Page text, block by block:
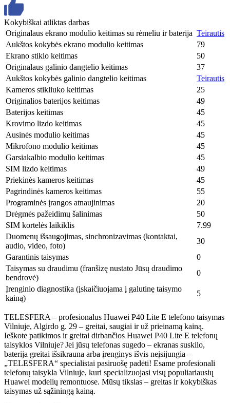
Kokybiškai atliktas darbas
Originalaus ekrano modulio keitimas su rėmeliu ir baterija Teirautis
Aukštos kokybės ekrano modulio keitimas
79
Ekrano stiklo keitimas
50
Originalaus galinio dangtelio keitimas
37
Aukštos kokybės galinio dangtelio keitimas
Teirautis
Kameros stikliuko keitimas
25
Originalios baterijos keitimas
49
Baterijos keitimas
45
Krovimo lizdo keitimas
45
Ausinės modulio keitimas
45
Mikrofono modulio keitimas
45
Garsiakalbio modulio keitimas
45
SIM lizdo keitimas
49
Priekinės kameros keitimas
45
Pagrindinės kameros keitimas
55
Programinės įrangos atnaujinimas
20
Drėgmės pažeidimų šalinimas
50
SIM kortelės laikiklis
7.99
Duomenų išsaugojimas, sinchronizavimas (kontaktai,
audio, video, foto)
30
Garantinis taisymas
0
Taisymas su draudimu (franšizę nustato Jūsų draudimo
bendrovė)
0
Įrenginio diagnostika (įskaičiuojama į galutinę taisymo
kainą)
5
TELESFERA – profesionalus Huawei P40 Lite E telefono taisymas
Vilniuje, Algirdo g. 29 – greitai, saugiai ir už prieinamą kainą.
Ieškote patikimos ir greitai dirbančios Huawei P40 Lite E telefonų
taisyklos Vilniuje? Jei jūsų telefonas sugedo – ekranas suskilo,
baterija greitai išsikrauna arba įrenginys išvis neįsijungia –
„TELESFERA“ specialistai pasiruošę padėti! Esame profesionali
telefonų taisykla Vilniuje, kuri specializuojasi visų populiariausių
Huawei modelių remontuose. Mūsų tikslas – greitas ir kokybiškas
taisymas už sąžiningą kainą.